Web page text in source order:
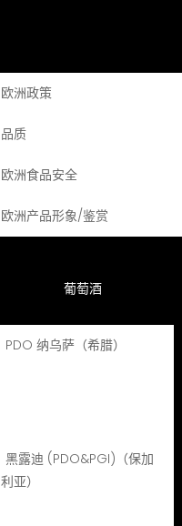
首页 Cookies Policy
欧洲政策
品质
欧洲食品安全
欧洲产品形象/鉴赏
葡萄酒
PDO 纳乌萨（希腊）
黑露迪 (PDO&PGI)（保加
利亚）